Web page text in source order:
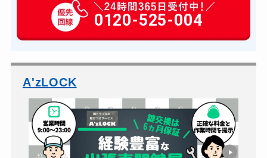
玄関カギ作成 14,300円～(税込)
玄関カギ交換 14,300円～(税込)
バイクカギ開け
バイクカギ作成 16,500円～(税込)
スーツケースカギ開け 8,800円～(税込)
スーツケースカギ作成 8,800円～(税込)
0120-525-004
A'zLOCK